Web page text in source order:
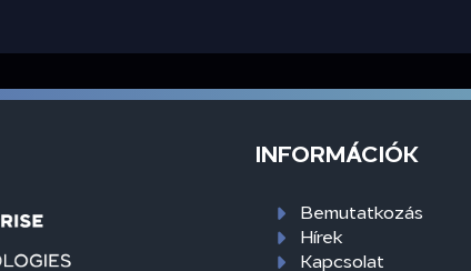
INFORMÁCIÓK
Bemutatkozás
Hírek
Kapcsolat